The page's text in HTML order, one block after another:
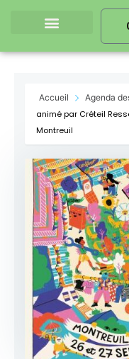
Accueil Agenda
animé par Créteil
Montreuil